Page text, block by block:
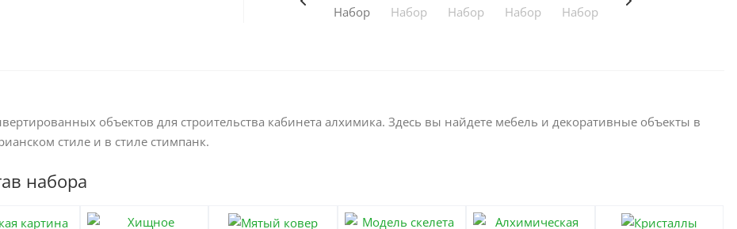
объектов для строительства кабинета алхимика. Здесь вы найдете мебель и декоративные объекты в
стиле и в стиле стимпанк.
набора